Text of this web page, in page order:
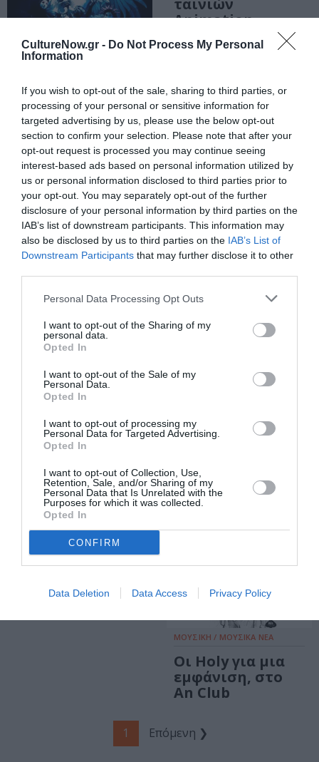
CultureNow.gr - Do Not Process My Personal
Information
If you wish to opt-out of the sale, sharing to third parties, or
processing of your personal or sensitive information for
targeted advertising by us, please use the below opt-out
section to confirm your selection. Please note that after your
opt-out request is processed you may continue seeing
interest-based ads based on personal information utilized by
us or personal information disclosed to third parties prior to
your opt-out. You may separately opt-out of the further
disclosure of your personal information by third parties on the
IAB’s list of downstream participants. This information may
also be disclosed by us to third parties on the IAB’s List of
Downstream Participants that may further disclose it to other
Personal Data Processing Opt Outs
I want to opt-out of the Sharing of my
personal data.
Opted In
I want to opt-out of the Sale of my
Personal Data.
Opted In
I want to opt-out of processing my
Personal Data for Targeted Advertising.
Opted In
I want to opt-out of Collection, Use,
Retention, Sale, and/or Sharing of my
Personal Data that Is Unrelated with the
Purposes for which it was collected.
Opted In
CONFIRM
Data Deletion Data Access Privacy Policy
ΘΕΑΤΡΟ - ΧΟΡΟΣ / ΝΕΑ
Telion’s Garden
από τους Dirty
Granny Tales σε
Αθήνα,
Θεσσαλονίκη,
Βόλο και Πάτρα
ταινιών
Animation
Μικρού Μήκους
στο Φουγάρο
ΦΕΣΤΙΒΑΛ / ΝΕΑ
1ο Pulsar Festival
ΘΕΑΤΡΟ - ΧΟΡΟΣ / ΝΕΑ
για 3
παραστάσεις στο
ΣΙΝΕΜΑ / ΝΕΑ
What’ s your
favorite scary
ΜΟΥΣΙΚΗ / ΜΟΥΣΙΚΑ ΝΕΑ
Οι Holy για μια
εμφάνιση, στο
An Club
1 Επόμενη ❯